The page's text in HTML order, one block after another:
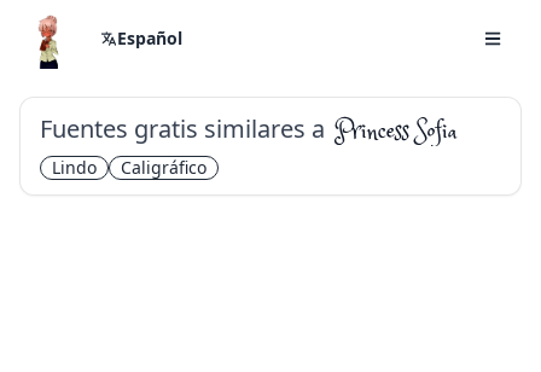
Español
Fuentes gratis similares a Princess Sofia
Lindo Caligráfico